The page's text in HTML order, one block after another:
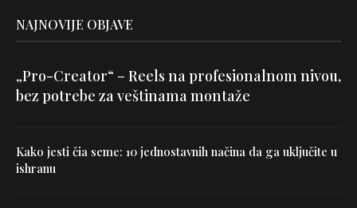
NAJNOVIJE OBJAVE
„Pro-Creator“ – Reels na profesionalnom nivou,
bez potrebe za veštinama montaže
Kako jesti čia seme: 10 jednostavnih načina da ga uključite u
ishranu